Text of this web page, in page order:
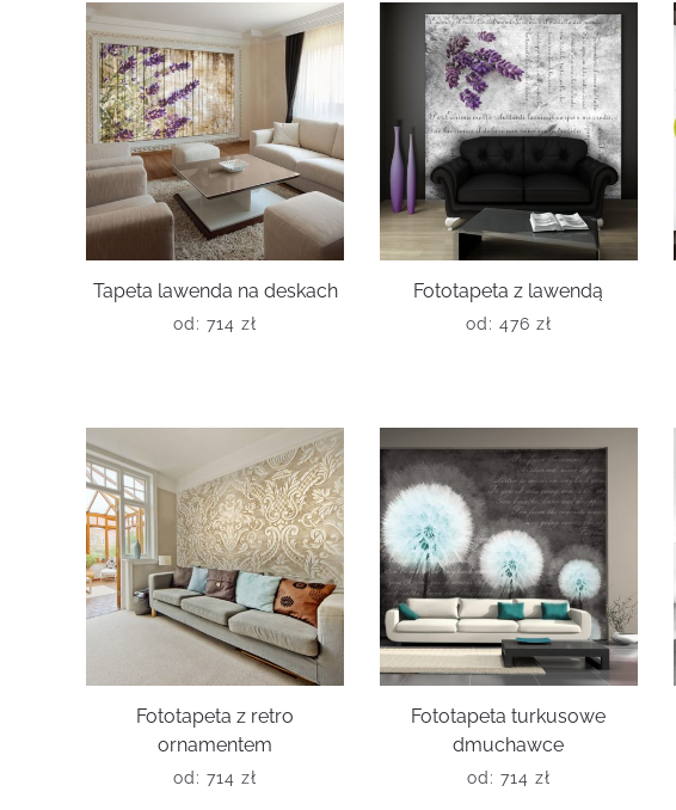
Tapeta lawenda na deskach
od: 714 zł
Fototapeta z lawendą
od: 476 zł
Fototapeta z retro
ornamentem
od: 714 zł
Fototapeta turkusowe
dmuchawce
od: 714 zł